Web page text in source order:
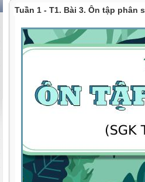
Tuần 1 - T1. Bài 3. Ôn tập phân